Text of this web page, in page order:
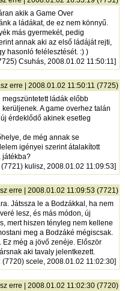
akik a Game Over
a ládákat, de ez nem könnyű.
más gyermekét, pedig
annak aki az első ládáját rejti,
hasonló felélesztését. :) )
Csuhás, 2008.01.02 11:50:11]
erre | 2008.01.02 11:50:11 (7725)
ládák előbb
A game overhez talán
érdeklődő akinek esetleg
de még annak se
igényei szerint átalakított
játékba?
(7721) kulisz, 2008.01.02 11:09:53]
erre | 2008.01.02 11:09:53 (7721)
Játssza le a Bodzákkal, ha nem
lesz, és más módon, új
mert hiszen tényleg nem kellene
meg a Bodzáké mégiscsak.
Ez még a jövő zenéje. Először
aki tavaly jelentkezett.
(7720) scele, 2008.01.02 11:02:30]
erre | 2008.01.02 11:02:30 (7720)